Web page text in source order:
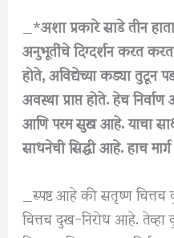
_*अशा प्रकारे साडे तीन
अनुभूतींचे दिग्दर्शन करत
होते, अविद्येच्या कड्या तुटून
अवस्था प्राप्त होते. हेच
आणि परम सुख आहे. याचा
साधनेची सिद्धी आहे. हाच
_स्पष्ट आहे की सतृष्ण
चित्तच दुख-निरोध आहे.